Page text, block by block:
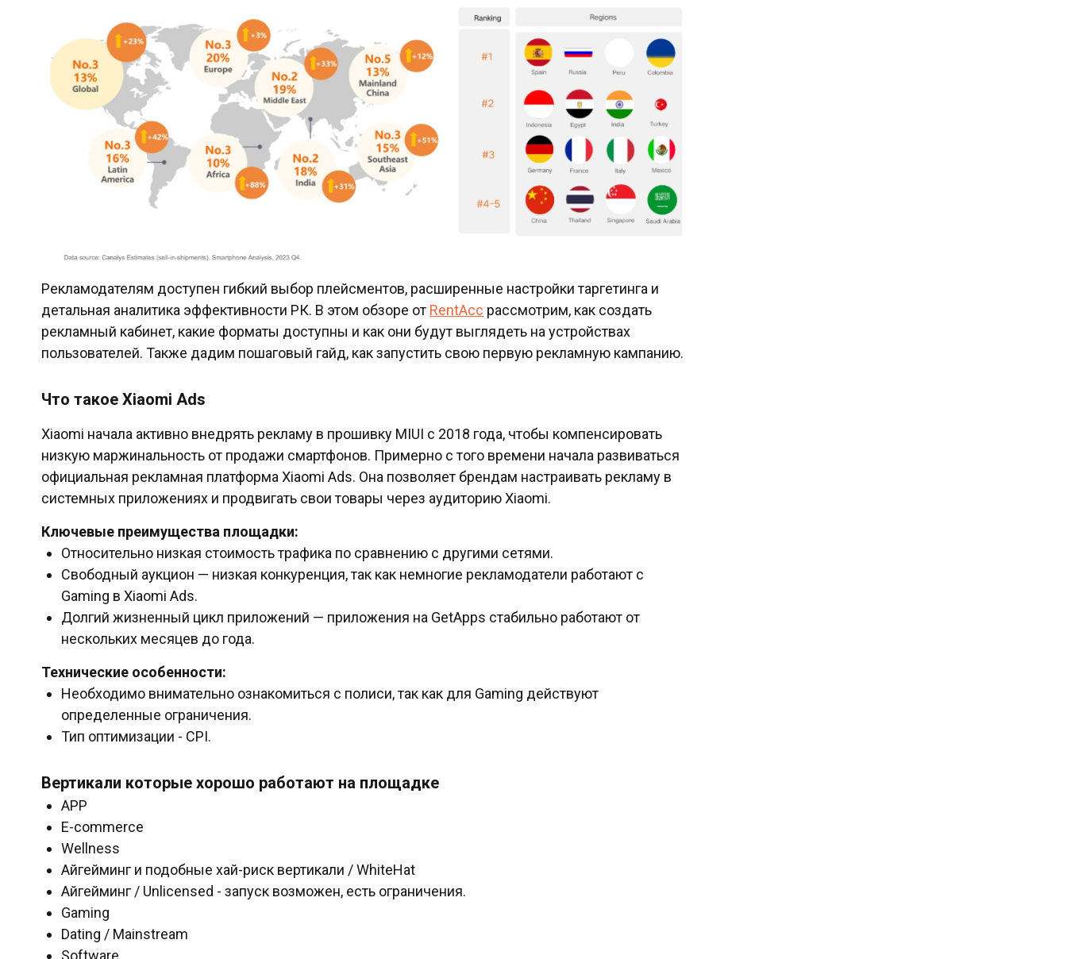
Рекламодателям доступен гибкий выбор плейсментов, расширенные настройки таргетинга и
детальная аналитика эффективности РК. В этом обзоре от RentAcc рассмотрим, как создать
рекламный кабинет, какие форматы доступны и как они будут выглядеть на устройствах
пользователей. Также дадим пошаговый гайд, как запустить свою первую рекламную кампанию.
Что такое Xiaomi Ads
Xiaomi начала активно внедрять рекламу в прошивку MIUI с 2018 года, чтобы компенсировать
низкую маржинальность от продажи смартфонов. Примерно с того времени начала развиваться
официальная рекламная платформа Xiaomi Ads. Она позволяет брендам настраивать рекламу в
системных приложениях и продвигать свои товары через аудиторию Xiaomi.
Ключевые преимущества площадки:
Относительно низкая стоимость трафика по сравнению с другими сетями.
Свободный аукцион — низкая конкуренция, так как немногие рекламодатели работают с
Gaming в Xiaomi Ads.
Долгий жизненный цикл приложений — приложения на GetApps стабильно работают от
нескольких месяцев до года.
Технические особенности:
Необходимо внимательно ознакомиться с полиси, так как для Gaming действуют
определенные ограничения.
Тип оптимизации - CPI.
Вертикали которые хорошо работают на площадке
APP
E-commerce
Wellness
Айгейминг и подобные хай-риск вертикали / WhiteHat
Айгейминг / Unlicensed - запуск возможен, есть ограничения.
Gaming
Dating / Mainstream
Software